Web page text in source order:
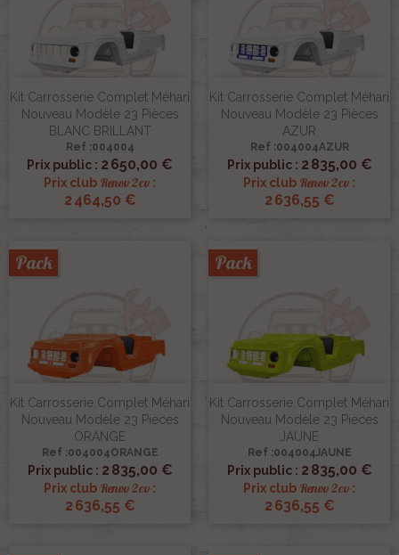
Kit Carrosserie Complet Méhari
Nouveau Modèle 23 Pièces
BLANC BRILLANT
Ref :004004
Prix public : 2 650,00 €
Prix club Renov 2cv :
2 464,50 €
Kit Carrosserie Complet Méhari
Nouveau Modèle 23 Pièces
AZUR
Ref :004004AZUR
Prix public : 2 835,00 €
Prix club Renov 2cv :
2 636,55 €
Kit Carrosserie Complet Méhari
Nouveau Modèle 23 Pièces
ORANGE
Ref :004004ORANGE
Prix public : 2 835,00 €
Prix club Renov 2cv :
2 636,55 €
Pack
Kit Carrosserie Complet Méhari
Nouveau Modèle 23 Pièces
JAUNE
Ref :004004JAUNE
Prix public : 2 835,00 €
Prix club Renov 2cv :
2 636,55 €
Pack